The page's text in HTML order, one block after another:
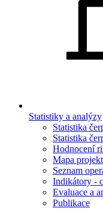
Statistiky a analýzy
Statistika
Statistika
Hodnocení
Mapa
Seznam
Indikátory -
Evaluace a
Publikace